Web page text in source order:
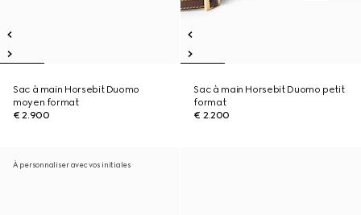
Sac à main Horsebit Duomo
moyen format
€ 2.900
Sac à main Horsebit Duomo petit
format
€ 2.200
À personnaliser avec vos initiales